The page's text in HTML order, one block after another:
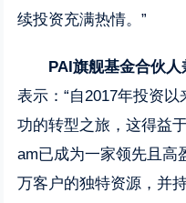
续投资充满热情。”
PAI旗舰基金合伙
表示：“自2017年投资
功的转型之旅，这得益
am已成为一家领先且高
万客户的独特资源，并